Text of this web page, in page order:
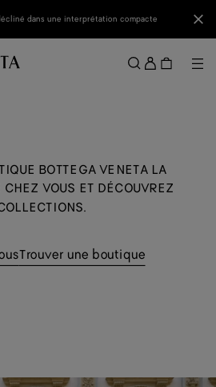
dans une interprétation compacte
Se
BOTTEGA VENETA LA
VOUS ET DÉCOUVREZ
Trouver une boutique